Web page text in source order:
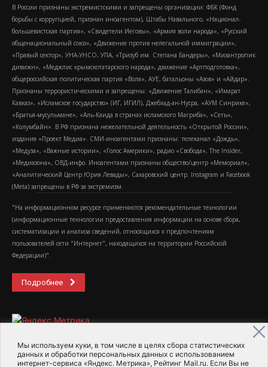
Мы используем куки, в том числе в целях сбора статистических
данных и обработки персональных данных с использованием
интернет-сервиса «Яндекс. Метрика», Рейтинг Mail.ru. Если Вы не
В России признаны экстремистскими и запрещены организации: ФБК (Фонд
борьбы с коррупцией, признан иноагентом), Штабы Навального, «Национал-
большевистская партия», «Свидетели Иеговы», «Армия воли народа», «Русский
общенациональный союз», «Движение против нелегальной иммиграции»,
«Правый сектор», УНА-УНСО, УПА, «Тризуб им. Степана Бандеры», «Мизантропик
дивижн», «Меджлис крымскотатарского народа», движение «Артподготовка»,
общероссийская политическая партия «Воля», АУЕ, батальоны «Азов» и «Айдар».
Признаны террористическими и запрещены: «Движение Талибан», «Имарат
Кавказ», «Исламское государство» (ИГ, ИГИЛ), Джебхад-ан-Нусра, «АУМ Синрике»,
«Братья-мусульмане», «Аль-Каида в странах исламского Магриба», «Сеть»,
«Колумбайн». В РФ признана нежелательной деятельность «Открытой России»,
издания «Проект Медиа». СМИ-иноагентами признаны: телеканал «Дождь»,
«Медуза», «Важные истории», «Голос Америки», радио «Свобода», The Insider,
«Медиазона», ОВД-инфо. Иноагентами признаны общество/центр «Мемориал»,
«Аналитический Центр Юрия Левады», Сахаровский центр. Instagram и Facebook
(Metа) запрещены в РФ за экстремизм.
"На информационном ресурсе применяются рекомендательные технологии
(информационные технологии предоставления информации на основе сбора,
систематизации и анализа сведений, относящихся к предпочтениям
пользователей сети "Интернет", находящихся на территории Российской
Федерации)".
Подробнее